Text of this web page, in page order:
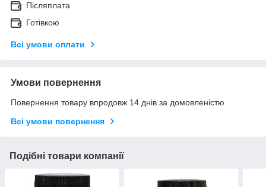
Післяплата
Готівкою
Всі умови оплати
Умови повернення
Повернення товару впродовж 14 днів за домовленістю
Всі умови повернення
Подібні товари компанії